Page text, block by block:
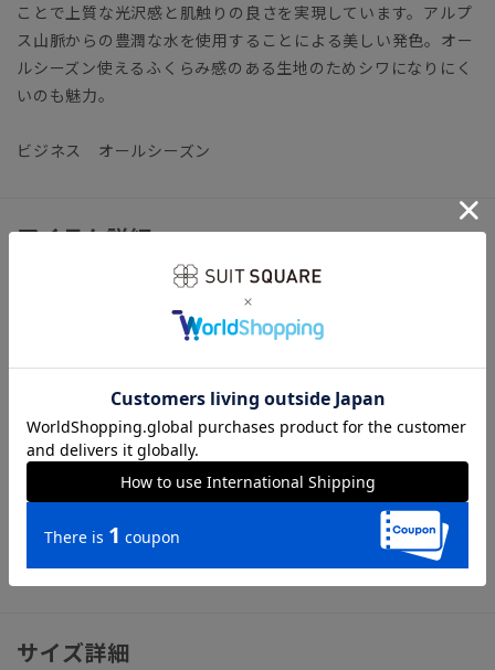
ことで上質な光沢感と肌触りの良さを実現しています。アルプ
ス山脈からの豊潤な水を使用することによる美しい発色。オー
ルシーズン使えるふくらみ感のある生地のためシワになりにく
いのも魅力。
ビジネス オールシーズン
アイテム詳細
ジャケット：シングルブレスト／3つボタン段返り／背抜き仕
立て／本切羽／サイドベンツ
パンツ：ノータック／テーパード／膝まで裏地
【モデル】CLASSIC MODEL（TR24）
※モデルにより仕上がりサイズが異なります。下記のサイズ詳
細を必ずご確認下さい。
【洗濯表示】ドライオンリー
※デリケートな生地のため、連日着用を避け、間隔を空けての
着用をおすすめ致します。
サイズ詳細